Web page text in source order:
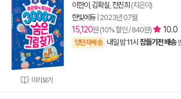
미리보기
이한이 김확실 전진희 (지은이)
한빛에듀| 2023년 07월
15,120원 (10% 할인 / 840원) 10.0
양탄자배송 내일 밤 11시 잠들기전 배송